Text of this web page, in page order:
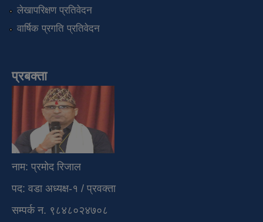
लेखापरिक्षण प्रतिवेदन
वार्षिक प्रगति प्रतिवेदन
प्रबक्ता
नाम: प्रमोद रिजाल
पद: वडा अध्यक्ष-१ / प्रवक्ता
सम्पर्क न. ९८४८०२४७०८